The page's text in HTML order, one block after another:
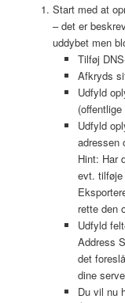
Start med at
– det er
uddybet men
Tilføj
Afkryds
Udfyld
Udfyld
adressen
Hint: Har
evt. tilføje
rette den
Udfyld
Address
det
dine
Du vil nu